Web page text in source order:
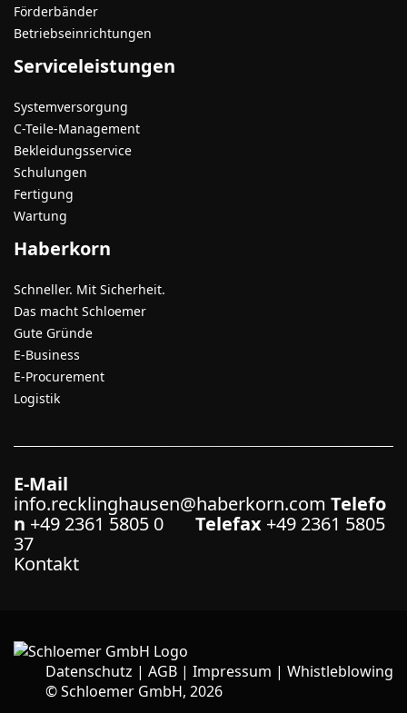
Förderbänder
Betriebseinrichtungen
Serviceleistungen
Systemversorgung
C-Teile-Management
Bekleidungsservice
Schulungen
Fertigung
Wartung
Haberkorn
Schneller. Mit Sicherheit.
Das macht Schloemer
Gute Gründe
E-Business
E-Procurement
Logistik
E-Mail
info.recklinghausen@haberkorn.com Telefo
n +49 2361 5805 0 Telefax +49 2361 5805
37
Kontakt
Datenschutz | AGB | Impressum | Whistleblowing
©Schloemer GmbH, 2026